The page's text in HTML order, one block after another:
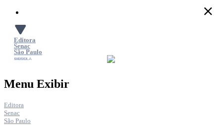
o
Conteúdo
Editora
Senac
São Paulo
SACOLA
MENU
Menu Exibir
Editora
Senac
São Paulo